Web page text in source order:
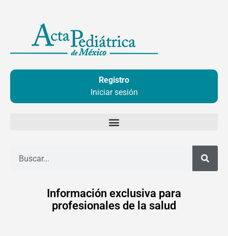
contenido
Registro
Iniciar sesión
Información exclusiva para
profesionales de la salud